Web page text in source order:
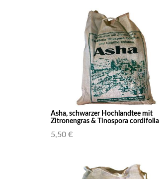
Asha, schwarzer Hochlandtee mit
Zitronengras & Tinospora cordifolia
5,50 €